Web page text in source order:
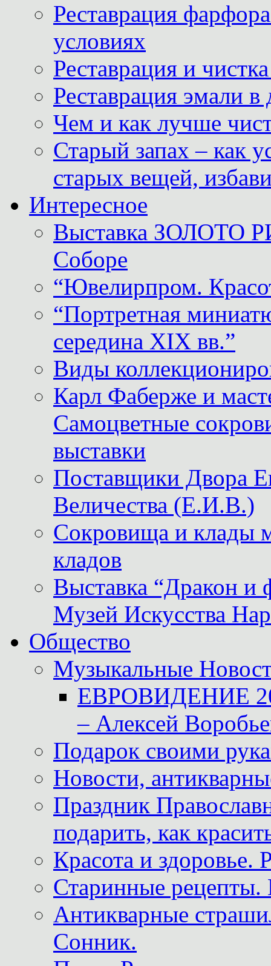
Реставрация
условиях
Реставрация и
Реставрация эмали
Чем и как лучше
Старый запах – как
старых вещей,
Интересное
Выставка ЗОЛОТО
Соборе
“Ювелирпром.
“Портретная
середина XIX вв.”
Виды
Карл Фаберже и
Самоцветные
выставки
Поставщики
Величества (Е.И.В.)
Сокровища и клады
кладов
Выставка “Дракон и
Музей Искусства
Общество
Музыкальные
ЕВРОВИДЕНИЕ
– Алексей
Подарок своими
Новости,
Праздник
подарить, как
Красота и здоровье.
Старинные рецепты.
Антикварные
Сонник.